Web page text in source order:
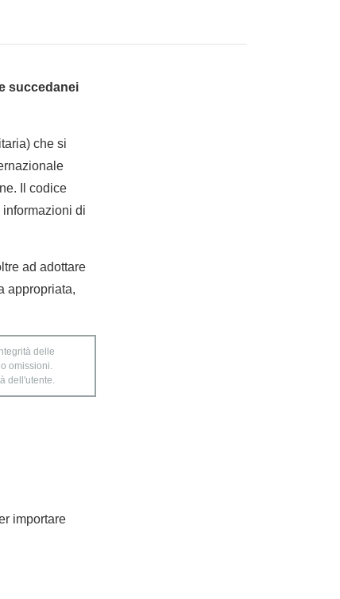
succedanei
che si
Il codice
informazioni di
ad adottare
appropriata,
delle
omissioni.
dell'utente.
importare